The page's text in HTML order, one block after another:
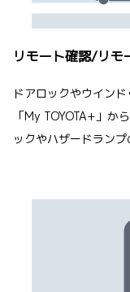
リモート確認/リモ
ドアロックやウイン
「My TOYOTA+」か
ックやハザードランプ